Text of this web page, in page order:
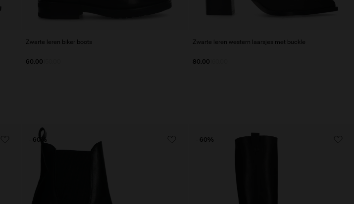
Zwarte leren biker boots
60.00
Zwarte leren western laarsjes met buckle
80.00
- 60% - 60%